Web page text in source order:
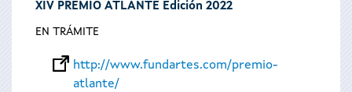
XIV PREMIO ATLANTE Edición 2022
EN TRÁMITE
http://www.fundartes.com/premio-
atlante/